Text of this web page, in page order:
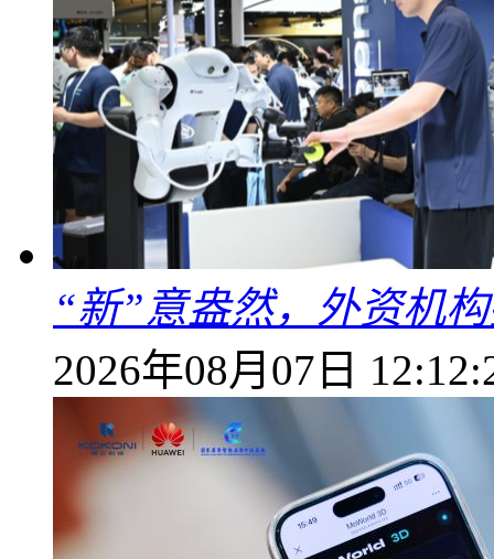
“新”意盎然，外资机
2026年08月07日